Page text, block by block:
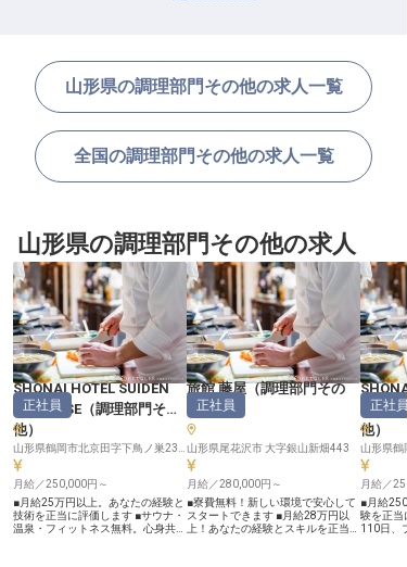
山形県の調理部門その他の求人一覧
全国の調理部門その他の求人一覧
山形県の調理部門その他の求人
SHONAI HOTEL SUIDEN
TERRASSE（調理部門その
他）
正社員
月給／250,000円～
■月給25万円以上。あなたの経験と
技術を正当に評価します ■サウナ・
温泉・フィットネス無料。心身共に
旅館 藤屋（調理部門その
他）
正社員
山形県尾花沢市 大字銀山新畑443
月給／280,000円～
■寮費無料！新しい環境で安心して
スタートできます ■月給28万円以
上！あなたの経験とスキルを正当に
他）
正社員
月給／
■月給
験を正当
110日、